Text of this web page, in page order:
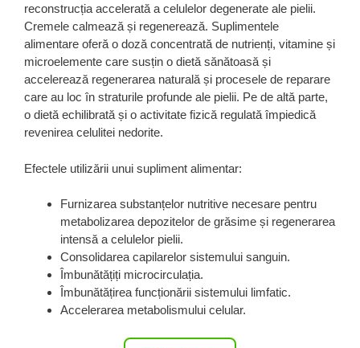
reconstrucția accelerată a celulelor degenerate ale pielii.
Cremele calmează și regenerează. Suplimentele
alimentare oferă o doză concentrată de nutrienți, vitamine și
microelemente care susțin o dietă sănătoasă și
accelerează regenerarea naturală și procesele de reparare
care au loc în straturile profunde ale pielii. Pe de altă parte,
o dietă echilibrată și o activitate fizică regulată împiedică
revenirea celulitei nedorite.
Efectele utilizării unui supliment alimentar:
Furnizarea substanțelor nutritive necesare pentru
metabolizarea depozitelor de grăsime și regenerarea
intensă a celulelor pielii.
Consolidarea capilarelor sistemului sanguin.
Îmbunătățiți microcirculația.
Îmbunătățirea funcționării sistemului limfatic.
Accelerarea metabolismului celular.